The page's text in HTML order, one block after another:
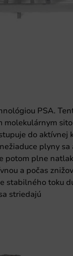
PSA.
do aktívnej
plyny
potom plne
a počas
stabilného toku
striedajú